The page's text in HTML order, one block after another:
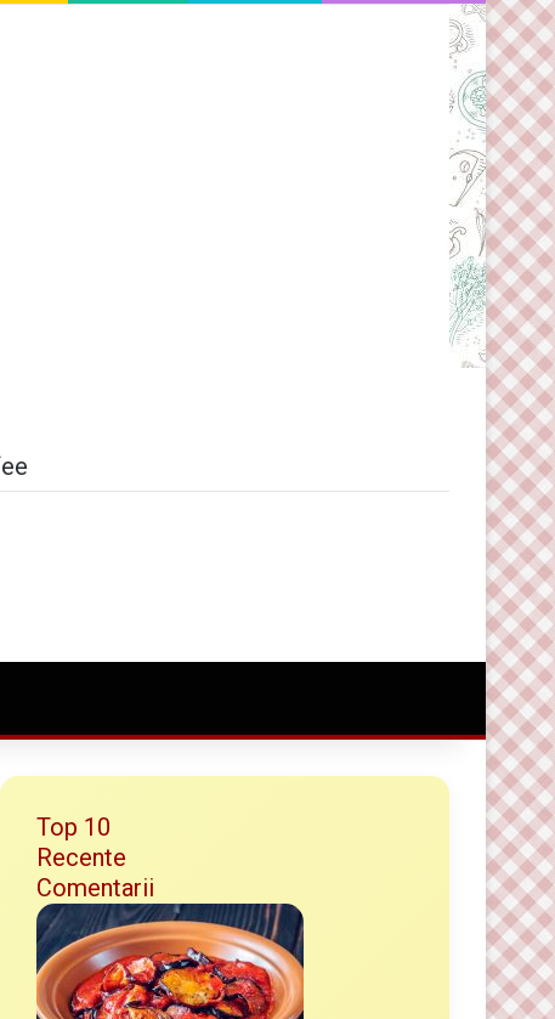
Random Article
Caută ceva
Top 10
Recente
Comentarii